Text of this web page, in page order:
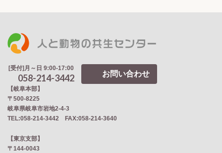
[受付]月～日 9:00-17:00
058-214-3442 お問い合わせ
【岐阜本部】
〒500-8225
岐阜県岐阜市岩地2‐4‐3
TEL:058-214-3442 FAX:058-214-3640
【東京支部】
〒144-0043